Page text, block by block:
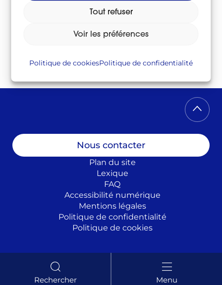
Tout refuser
Voir les préférences
Politique de cookiesPolitique de confidentialité
Menu
Rechercher
TwitterFacebookInstagram
Linkedin
Nous contacter
Plan du site
Lexique
FAQ
Accessibilité numérique
Mentions légales
Politique de confidentialité
Politique de cookies